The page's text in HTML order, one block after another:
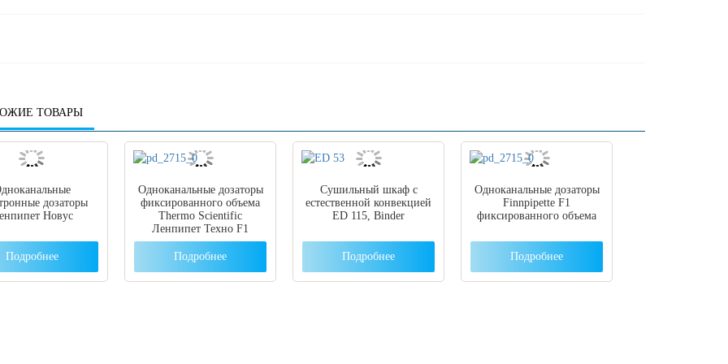
ТОВАРЫ
дозаторы
Новус
Подробнее
Одноканальные дозаторы
фиксированного объема
Thermo Scientific
Ленпипет Техно F1
Подробнее
Сушильный шкаф с
естественной конвекцией
ED 115, Binder
Подробнее
Одноканальные дозаторы
Finnpipette F1
фиксированного объема
Подробнее